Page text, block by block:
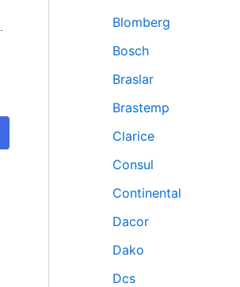
Blomberg
Bosch
Braslar
Brastemp
Clarice
Consul
Continental
Dacor
Dako
Dcs